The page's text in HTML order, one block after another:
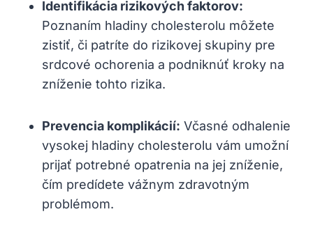
Identifikácia rizikových faktorov:
Poznaním hladiny cholesterolu môžete
zistiť, či patríte do rizikovej skupiny pre
srdcové ochorenia a podniknúť kroky na
zníženie tohto rizika.
Prevencia komplikácií: Včasné odhalenie
vysokej hladiny cholesterolu vám umožní
prijať potrebné opatrenia na jej zníženie,
čím predídete vážnym zdravotným
problémom.